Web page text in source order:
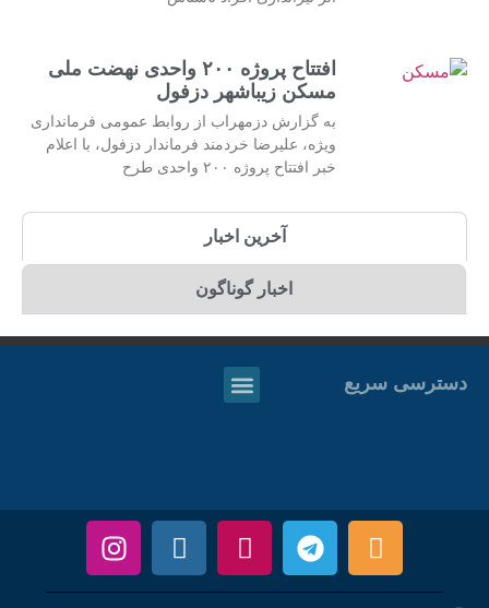
افتتاح پروژه ۲۰۰ واحدی نهضت ملی
مسکن زیباشهر دزفول
به گزارش دزمهراب از روابط عمومی فرمانداری
ویژه، علیرضا خردمند فرماندار دزفول، با اعلام
خبر افتتاح پروژه ۲۰۰ واحدی طرح
آخرین اخبار
اخبار گوناگون
دسترسی سریع